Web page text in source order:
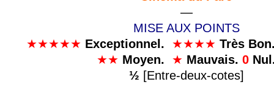
—
MISE AUX POINTS
★★★★★ Exceptionnel. ★★★★ Très
★★ Moyen. ★ Mauvais. 0
½ [Entre-deux-cotes]